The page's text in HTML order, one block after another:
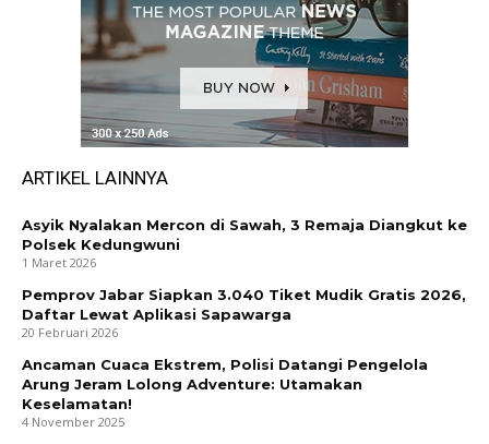
ARTIKEL LAINNYA
Asyik Nyalakan Mercon di Sawah, 3 Remaja Diangkut ke
Polsek Kedungwuni
1 Maret 2026
Pemprov Jabar Siapkan 3.040 Tiket Mudik Gratis 2026,
Daftar Lewat Aplikasi Sapawarga
20 Februari 2026
Ancaman Cuaca Ekstrem, Polisi Datangi Pengelola
Arung Jeram Lolong Adventure: Utamakan
Keselamatan!
4 November 2025